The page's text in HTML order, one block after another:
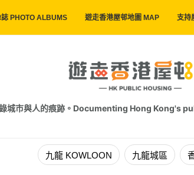
PHOTO ALBUMS 遊走香港屋邨地圖 MAP 支持
錄城市與人的痕跡。Documenting Hong Kong's
九龍 KOWLOON 九龍城區